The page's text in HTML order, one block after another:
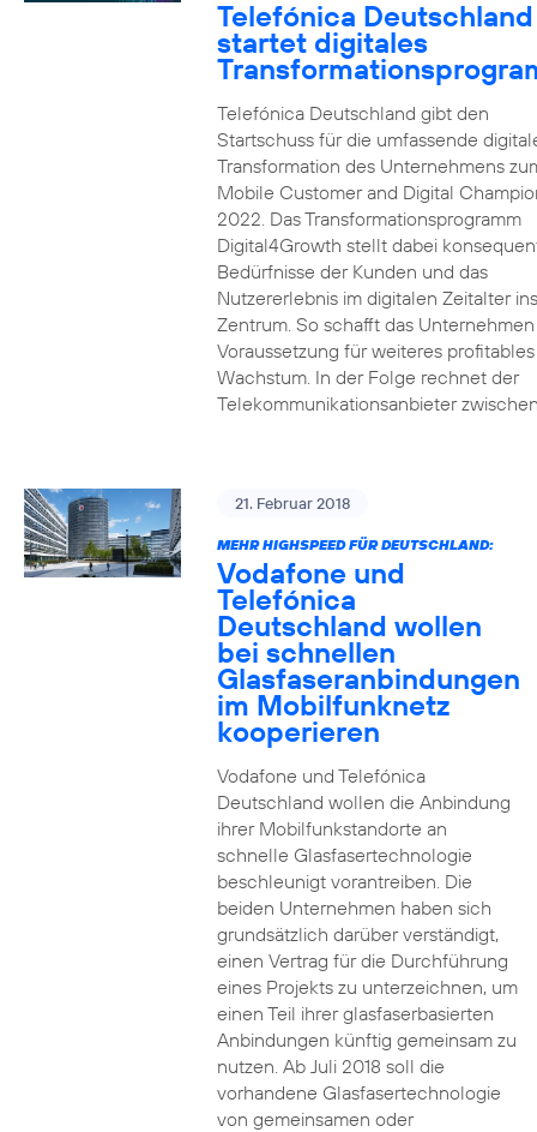
Telefónica Deutschland
startet digitales
Telefónica Deutschland gibt den
Startschuss für die umfassende
Transformation des Unternehmens
Mobile Customer and Digital
2022. Das Transformationsprogramm
Digital4Growth stellt dabei
Bedürfnisse der Kunden und das
Nutzererlebnis im digitalen Zeitalter ins
Zentrum. So schafft das
Voraussetzung für weiteres profitables
Wachstum. In der Folge rechnet der
Telekommunikationsanbieter
21. Februar 2018
MEHR HIGHSPEED FÜR DEUTSCHLAND:
Vodafone und
Telefónica
Deutschland wollen
bei schnellen
Glasfaseranbindungen
im Mobilfunknetz
kooperieren
Vodafone und Telefónica
Deutschland wollen die Anbindung
ihrer Mobilfunkstandorte an
schnelle Glasfasertechnologie
beschleunigt vorantreiben. Die
beiden Unternehmen haben sich
grundsätzlich darüber verständigt,
einen Vertrag für die Durchführung
eines Projekts zu unterzeichnen, um
einen Teil ihrer glasfaserbasierten
Anbindungen künftig gemeinsam zu
nutzen. Ab Juli 2018 soll die
vorhandene Glasfasertechnologie
von gemeinsamen oder